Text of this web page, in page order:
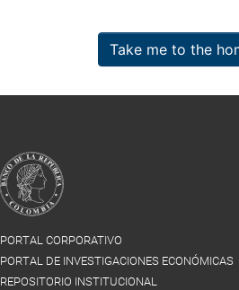
Take me to the
PORTAL CORPORATIVO
PORTAL DE INVESTIGACIONES ECONÓMICAS
REPOSITORIO INSTITUCIONAL